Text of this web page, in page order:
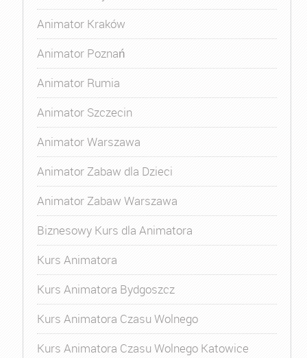
Animator Kraków
Animator Poznań
Animator Rumia
Animator Szczecin
Animator Warszawa
Animator Zabaw dla Dzieci
Animator Zabaw Warszawa
Biznesowy Kurs dla Animatora
Kurs Animatora
Kurs Animatora Bydgoszcz
Kurs Animatora Czasu Wolnego
Kurs Animatora Czasu Wolnego Katowice